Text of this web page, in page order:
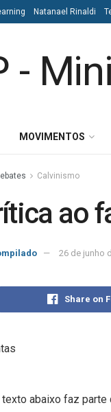
Natanael Rinaldi
MOVIMENTOS
Calvinismo
ao
26 de junho
Share on
texto abaixo faz